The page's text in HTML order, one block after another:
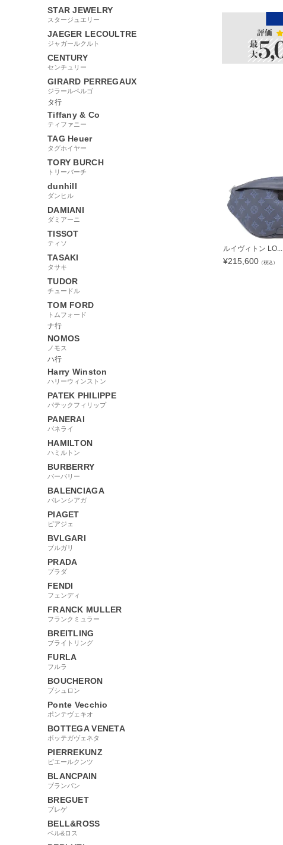
STAR JEWELRY
スタージュエリー
JAEGER LECOULTRE
ジャガールクルト
CENTURY
センチュリー
GIRARD PERREGAUX
ジラールペルゴ
タ行
Tiffany & Co
ティファニー
TAG Heuer
タグホイヤー
TORY BURCH
トリーバーチ
dunhill
ダンヒル
DAMIANI
ダミアーニ
TISSOT
ティソ
TASAKI
タサキ
TUDOR
チュードル
TOM FORD
トムフォード
ナ行
NOMOS
ノモス
ハ行
Harry Winston
ハリーウィンストン
PATEK PHILIPPE
パテックフィリップ
PANERAI
パネライ
HAMILTON
ハミルトン
BURBERRY
バーバリー
BALENCIAGA
バレンシアガ
PIAGET
ピアジェ
BVLGARI
ブルガリ
PRADA
プラダ
FENDI
フェンディ
FRANCK MULLER
フランクミュラー
BREITLING
ブライトリング
FURLA
フルラ
BOUCHERON
ブシュロン
Ponte Vecchio
ポンテヴェキオ
BOTTEGA VENETA
ボッテガヴェネタ
PIERREKUNZ
ピエールクンツ
BLANCPAIN
ブランパン
BREGUET
ブレゲ
BELL&ROSS
ベル&ロス
ルイヴィトン LO...
¥215,600 （税込）